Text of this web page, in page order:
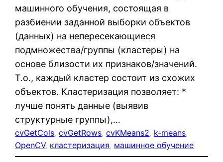
машинного обучения, состоящая в
разбиении заданной выборки объектов
(данных) на непересекающиеся
подмножества/группы (кластеры) на
основе близости их признаков/значений.
Т.о., каждый кластер состоит из схожих
объектов. Кластеризация позволяет: *
лучше понять данные (выявив
структурные группы),…
cvGetCols, cvGetRows, cvKMeans2, k-means
OpenCV, кластеризация, машинное обучение